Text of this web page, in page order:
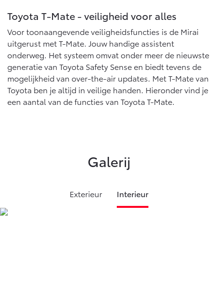
Vanaf € 46.301,- Vanaf € 56.570,-
Land Cruiser (excl. BTW)
Toyota T-Mate - veiligheid voor alles
Voor toonaangevende veiligheidsfuncties is de Mirai
uitgerust met T-Mate. Jouw handige assistent
onderweg. Het systeem omvat onder meer de nieuwste
generatie van Toyota Safety Sense en biedt tevens de
mogelijkheid van over-the-air updates. Met T-Mate van
Toyota ben je altijd in veilige handen. Hieronder vind je
een aantal van de functies van Toyota T-Mate.
Galerij
Exterieur Interieur